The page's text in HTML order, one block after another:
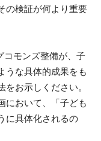
の検証が何より重要
コモンズ整備が、子
うな具体的成果をも
お示しください。
において、「子ども
に具体化されるの